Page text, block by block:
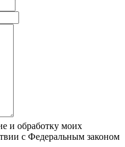
и обработку моих
с Федеральным законом